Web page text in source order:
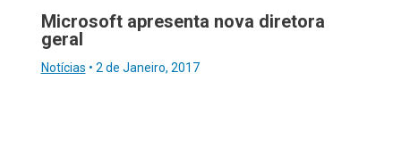
Microsoft apresenta nova diretora
geral
Notícias • 2 de Janeiro, 2017